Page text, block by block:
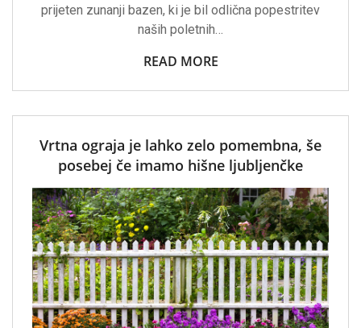
prijeten zunanji bazen, ki je bil odlična popestritev
naših poletnih…
READ MORE
Vrtna ograja je lahko zelo pomembna, še
posebej če imamo hišne ljubljenčke